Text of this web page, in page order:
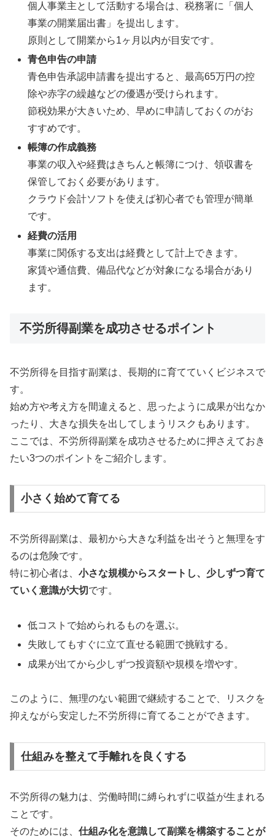
個人事業主として活動する場合は、税務署に「個人
事業の開業届出書」を提出します。
原則として開業から1ヶ月以内が目安です。
青色申告の申請
青色申告承認申請書を提出すると、最高65万円の控
除や赤字の繰越などの優遇が受けられます。
節税効果が大きいため、早めに申請しておくのがお
すすめです。
帳簿の作成義務
事業の収入や経費はきちんと帳簿につけ、領収書を
保管しておく必要があります。
クラウド会計ソフトを使えば初心者でも管理が簡単
です。
経費の活用
事業に関係する支出は経費として計上できます。
家賃や通信費、備品代などが対象になる場合があり
ます。
不労所得副業を成功させるポイント
不労所得を目指す副業は、長期的に育てていくビジネスで
す。
始め方や考え方を間違えると、思ったように成果が出なか
ったり、大きな損失を出してしまうリスクもあります。
ここでは、不労所得副業を成功させるために押さえておき
たい3つのポイントをご紹介します。
小さく始めて育てる
不労所得副業は、最初から大きな利益を出そうと無理をす
るのは危険です。
特に初心者は、 小さな規模からスタートし、少しずつ育て
ていく意識が大切 です。
低コストで始められるものを選ぶ。
失敗してもすぐに立て直せる範囲で挑戦する。
成果が出てから少しずつ投資額や規模を増やす。
このように、無理のない範囲で継続することで、リスクを
抑えながら安定した不労所得に育てることができます。
仕組みを整えて手離れを良くする
不労所得の魅力は、労働時間に縛られずに収益が生まれる
ことです。
そのためには、 仕組み化を意識して副業を構築することが